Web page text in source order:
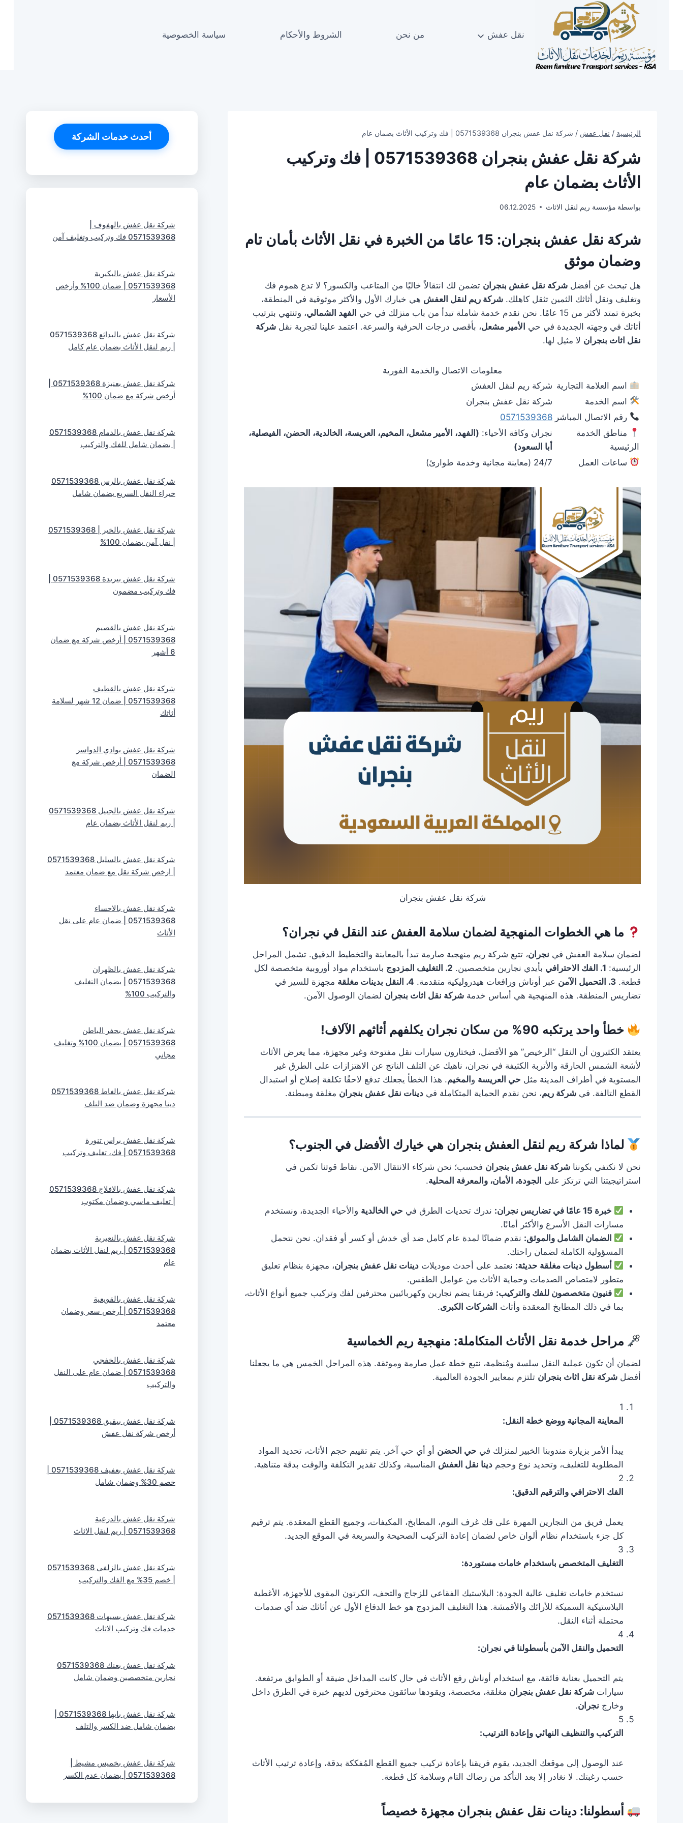
نقل عفش من نحن الشروط والأحكام سياسة الخصوصية
الرئيسية / نقل عفش / شركة نقل عفش بنجران 0571539368 | فك وتركيب الأثاث بضمان عام
شركة نقل عفش بنجران 0571539368 | فك وتركيب
الأثاث بضمان عام
بواسطة مؤسسة ريم لنقل الاثاث 06.12.2025
شركة نقل عفش بنجران: 15 عامًا من الخبرة في نقل الأثاث بأمان تام
وضمان موثق
هل تبحث عن أفضلشركة نقل عفش بنجران تضمن لك انتقالاً خاليًا من المتاعب والكسور؟ لا تدع هموم فك
وتغليف ونقل أثاثك الثمين تثقل كاهلك.شركة ريم لنقل العفش هي خيارك الأول والأكثر موثوقية في المنطقة،
بخبرة تمتد لأكثر من 15 عامًا. نحن نقدم خدمة شاملة تبدأ من باب منزلك في حي
الفهد الشمالي، وتنتهي بترتيب
أثاثك في وجهته الجديدة في حي الأمير مشعل، بأقصى درجات الحرفية والسرعة. اعتمد علينا لتجربة نقلشركة
نقل اثاث بنجران لا مثيل لها.
معلومات الاتصال والخدمة الفورية
اسم العلامة التجارية شركة ريم لنقل العفش
اسم الخدمة
شركة نقل عفش بنجران
رقم الاتصال المباشر 0571539368
مناطق الخدمة
الرئيسية
نجران وكافة الأحياء: (الفهد، الأمير مشعل، المخيم، العريسة، الخالدية، الحضن، الفيصلية،
أبا السعود)
ساعات العمل
24/7 (معاينة مجانية وخدمة طوارئ)
شركة نقل عفش بنجران
ما هي الخطوات المنهجية لضمان سلامة العفش عند النقل في نجران؟
لضمان سلامة العفش في نجران، تتبع شركة ريم منهجية صارمة تبدأ بالمعاينة والتخطيط الدقيق. تشمل المراحل
الرئيسية: 1. الفك الاحترافي بأيدي نجارين متخصصين. 2. التغليف المزدوج
باستخدام مواد أوروبية متخصصة لكل
قطعة.3. التحميل الآمن عبر أوناش ورافعات هيدروليكية متقدمة. 4. النقل بدينات مغلقة
مجهزة للسير في
تضاريس المنطقة. هذه المنهجية هي أساس خدمةشركة نقل اثاث بنجران لضمان الوصول الآمن.
خطأ واحد يرتكبه 90% من سكان نجران يكلفهم أثاثهم الآلاف!
يعتقد الكثيرون أن النقل “الرخيص” هو الأفضل، فيختارون سيارات نقل مفتوحة وغير مجهزة، مما يعرض الأثاث
لأشعة الشمس الحارقة والأتربة الكثيفة في نجران، ناهيك عن التلف الناتج عن الاهتزازات على الطرق غير
المستوية في أطراف المدينة مثل حي العريسة و المخيم. هذا الخطأ يجعلك تدفع لاحقًا تكلفة إصلاح أو استبدال
القطع التالفة. فيشركة ريم، نحن نقدم الحماية المتكاملة فيدينات نقل عفش بنجران مغلقة ومبطنة.
لماذا شركة ريم لنقل العفش بنجران هي خيارك الأفضل في الجنوب؟
نحن لا نكتفي بكونناشركة نقل عفش بنجران فحسب؛ نحن شركاء الانتقال الآمن. نقاط قوتنا تكمن في
استراتيجيتنا التي ترتكز على الجودة، الأمان، والمعرفة المحلية.
خبرة 15 عامًا في تضاريس نجران: ندرك تحديات الطرق في حي الخالدية والأحياء الجديدة، ونستخدم
مسارات النقل الأسرع والأكثر أمانًا.
الضمان الشامل والموثق: نقدم ضمانًا لمدة عام كامل ضد أي خدش أو كسر أو فقدان. نحن نتحمل
المسؤولية الكاملة لضمان راحتك.
أسطول دينات مغلقة حديثة: نعتمد على أحدث موديلاتدينات نقل عفش بنجران، مجهزة بنظام تعليق
متطور لامتصاص الصدمات وحماية الأثاث من عوامل الطقس.
فنيون متخصصون للفك والتركيب: فريقنا يضم نجارين وكهربائيين محترفين لفك وتركيب جميع أنواع الأثاث،
بما في ذلك المطابخ المعقدة وأثاث الشركات الكبرى.
مراحل خدمة نقل الأثاث المتكاملة: منهجية ريم الخماسية
لضمان أن تكون عملية النقل سلسة ومُنظمة، نتبع خطة عمل صارمة وموثقة. هذه المراحل الخمس هي ما يجعلنا
أفضلشركة نقل اثاث بنجران تلتزم بمعايير الجودة العالمية.
1
المعاينة المجانية ووضع خطة النقل:
يبدأ الأمر بزيارة مندوبنا الخبير لمنزلك في حي الحضن أو أي حي آخر. يتم تقييم حجم الأثاث، تحديد المواد
المطلوبة للتغليف، وتحديد نوع وحجمدينا نقل العفش المناسبة، وكذلك تقدير التكلفة والوقت بدقة متناهية.
2
الفك الاحترافي والترقيم الدقيق:
يعمل فريق من النجارين المهرة على فك غرف النوم، المطابخ، المكيفات، وجميع القطع المعقدة. يتم ترقيم
كل جزء باستخدام نظام ألوان خاص لضمان إعادة التركيب الصحيحة والسريعة في الموقع الجديد.
3
التغليف المتخصص باستخدام خامات مستوردة:
نستخدم خامات تغليف عالية الجودة: البلاستيك الفقاعي للزجاج والتحف، الكرتون المقوى للأجهزة، الأغطية
البلاستيكية السميكة للأرائك والأقمشة. هذا التغليف المزدوج هو خط الدفاع الأول عن أثاثك ضد أي صدمات
محتملة أثناء النقل.
4
التحميل والنقل الآمن بأسطولنا في نجران:
يتم التحميل بعناية فائقة، مع استخدام أوناش رفع الأثاث في حال كانت المداخل ضيقة أو الطوابق مرتفعة.
سياراتشركة نقل عفش بنجران مغلقة، مخصصة، ويقودها سائقون محترفون لديهم خبرة في الطرق داخل
وخارج نجران.
5
التركيب والتنظيف النهائي وإعادة الترتيب:
عند الوصول إلى موقعك الجديد، يقوم فريقنا بإعادة تركيب جميع القطع المُفككة بدقة، وإعادة ترتيب الأثاث
حسب رغبتك. لا نغادر إلا بعد التأكد من رضاك التام وسلامة كل قطعة.
أسطولنا: دينات نقل عفش بنجران مجهزة خصيصاً
أحدث خدمات الشركة
شركة نقل عفش بالهفوف |
0571539368 فك وتركيب وتغليف آمن
شركة نقل عفش بالبكيرية
0571539368 | ضمان 100% وأرخص
الأسعار
شركة نقل عفش بالبدائع 0571539368
| ريم لنقل الأثاث بضمان عام كامل
أرخص شركة مع ضمان 100%
شركة نقل عفش بالدمام 0571539368
| بضمان شامل للفك والتركيب
شركة نقل عفش بالرس 0571539368
خبراء النقل السريع بضمان شامل
شركة نقل عفش بالخبر | 0571539368
| نقل آمن بضمان 100%
فك وتركيب مضمون
شركة نقل عفش بالقصيم
0571539368 | أرخص شركة مع ضمان
6 أشهر
شركة نقل عفش بالقطيف
0571539368 | ضمان 12 شهر لسلامة
أثاثك
شركة نقل عفش بوادي الدواسر
0571539368 | أرخص شركة مع
الضمان
شركة نقل عفش بالجبيل 0571539368
| ريم لنقل الأثاث بضمان عام
شركة نقل عفش بالسليل 0571539368
| ارخص شركة نقل مع ضمان معتمد
شركة نقل عفش بالاحساء
0571539368 | ضمان عام على نقل
الأثاث
شركة نقل عفش بالظهران
0571539368 | بضمان التغليف
والتركيب 100%
شركة نقل عفش بحفر الباطن
0571539368 | بضمان 100% وتغليف
مجاني
شركة نقل عفش بالغاط 0571539368
دينا مجهزة وضمان ضد التلف
شركة نقل عفش براس تنورة
0571539368 | فك، تغليف وتركيب
شركة نقل عفش بالافلاج 0571539368
| تغليف ماسي وضمان مكتوب
شركة نقل عفش بالنعيرية
0571539368 | ريم لنقل الأثاث بضمان
عام
شركة نقل عفش بالقويعية
0571539368 | أرخص سعر وضمان
معتمد
شركة نقل عفش بالخفجي
0571539368 | ضمان عام على النقل
والتركيب
أرخص شركة نقل عفش
خصم 30% وضمان شامل
شركة نقل عفش بالدرعية
0571539368 | ريم لنقل الاثاث
شركة نقل عفش بالزلفي 0571539368
| خصم 35% مع الفك والتركيب
شركة نقل عفش بسيهات 0571539368
خدمات فك وتركيب الاثاث
شركة نقل عفش بعنك 0571539368
نجارين متخصصين وضمان شامل
بضمان شامل ضد الكسر والتلف
شركة نقل عفش بخميس مشيط |
0571539368 | بضمان عدم الكسر